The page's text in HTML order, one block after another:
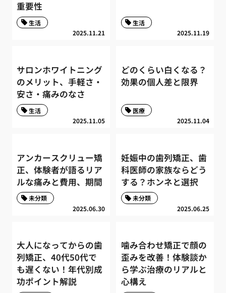
重要性
2025.11.21
生活
2025.11.19
生活
サロンホワイトニング
のメリット、手軽さ・
安さ・痛みのなさ
2025.11.05
生活
どのくらい白くなる？
効果の個人差と限界
2025.11.04
医療
アンカースクリュー矯
正、体験者が語るリア
ルな痛みと費用、期間
2025.06.30
未分類
妊娠中の歯列矯正、歯
科医師の家族ならどう
する？ホンネと選択
2025.06.25
未分類
大人になってからの歯
列矯正、40代50代で
も遅くない！年代別成
功ポイント解説
噛み合わせ矯正で顔の
歪みを改善！体験談か
ら学ぶ治療のリアルと
心構え